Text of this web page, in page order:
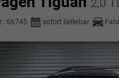
2,0
66745 sofort lieferbar